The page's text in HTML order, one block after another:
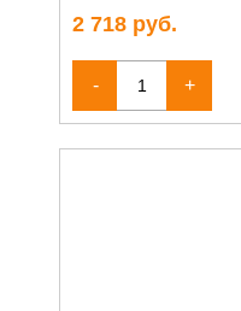
2 718 руб.
- +